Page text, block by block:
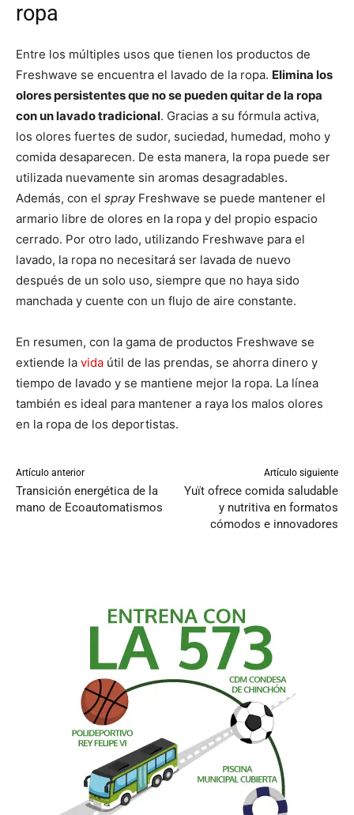
ropa
Entre los múltiples usos que tienen los productos de
Freshwave se encuentra el lavado de la ropa. Elimina los
olores persistentes que no se pueden quitar de la ropa
con un lavado tradicional. Gracias a su fórmula activa,
los olores fuertes de sudor, suciedad, humedad, moho y
comida desaparecen. De esta manera, la ropa puede ser
utilizada nuevamente sin aromas desagradables.
Además, con el spray Freshwave se puede mantener el
armario libre de olores en la ropa y del propio espacio
cerrado. Por otro lado, utilizando Freshwave para el
lavado, la ropa no necesitará ser lavada de nuevo
después de un solo uso, siempre que no haya sido
manchada y cuente con un flujo de aire constante.
En resumen, con la gama de productos Freshwave se
extiende la vida útil de las prendas, se ahorra dinero y
tiempo de lavado y se mantiene mejor la ropa. La línea
también es ideal para mantener a raya los malos olores
en la ropa de los deportistas.
Artículo anterior
Transición energética de la
mano de Ecoautomatismos
Artículo siguiente
Yuït ofrece comida saludable
y nutritiva en formatos
cómodos e innovadores